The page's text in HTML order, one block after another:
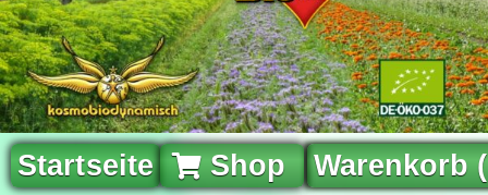
Startseite Shop Warenkorb